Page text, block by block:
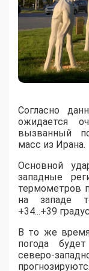
Согласно
ожидается
вызванный
масс из Ирана.
​Основной
западные
термометров
на западе
+34...+39
​В то же время
погода
северо-